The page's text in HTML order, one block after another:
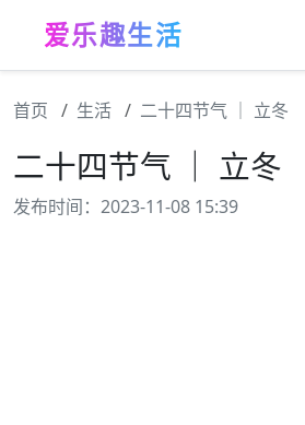
爱乐趣生活
首页 生活 二十四节气 ｜ 立冬
二十四节气 ｜ 立冬
发布时间：2023-11-08 15:39